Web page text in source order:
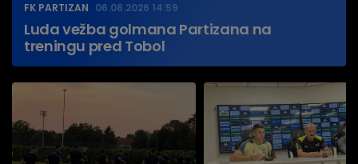
FK PARTIZAN 06.08.2026 14:59
Luda vežba golmana Partizana na
treningu pred Tobol